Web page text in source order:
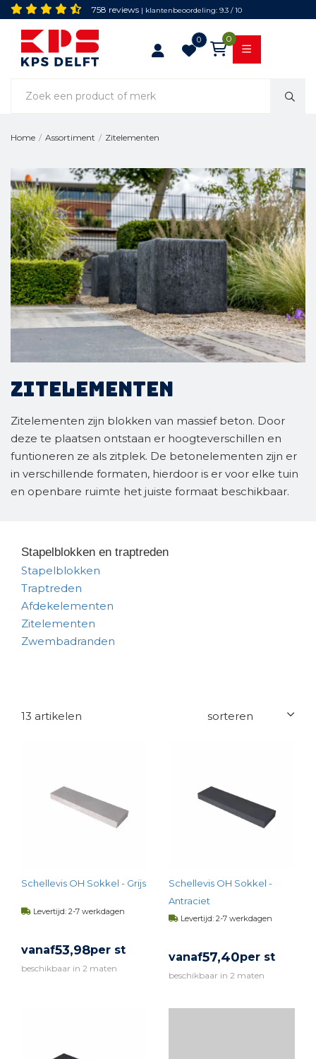
758 reviews | klantenbeoordeling: 9.3 / 10
0 0
Home / Assortiment / Zitelementen
Zitelementen
Zitelementen zijn blokken van massief beton. Door
deze te plaatsen ontstaan er hoogteverschillen en
funtioneren ze als zitplek. De betonelementen zijn er
in verschillende formaten, hierdoor is er voor elke tuin
en openbare ruimte het juiste formaat beschikbaar.
Stapelblokken en traptreden
Stapelblokken
Traptreden
Afdekelementen
Zitelementen
Zwembadranden
13 artikelen
Schellevis OH Sokkel - Grijs
Levertijd: 2-7 werkdagen
vanaf53,98per st
beschikbaar in 2 maten
Schellevis OH Sokkel -
Antraciet
Levertijd: 2-7 werkdagen
vanaf57,40per st
beschikbaar in 2 maten